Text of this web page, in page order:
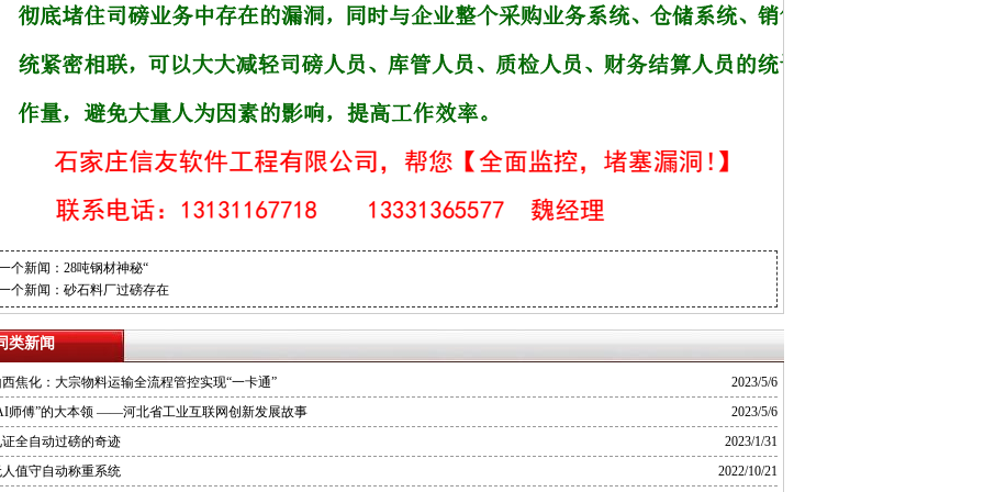
个新闻： 28吨钢材神秘“
个新闻： 砂石料厂过磅存在
类新闻
2023/5/6
焦化：大宗物料运输全流程管控实现“一卡通”
2023/5/6
师傅”的大本领 ——河北省工业互联网创新发展故事
2023/1/31
全自动过磅的奇迹
2022/10/21
值守自动称重系统